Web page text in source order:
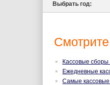
Выбрать год:
Кассовые
Ежедневные
Самые